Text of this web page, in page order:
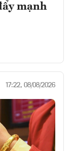
mạnh
17:22, 08/08/2026